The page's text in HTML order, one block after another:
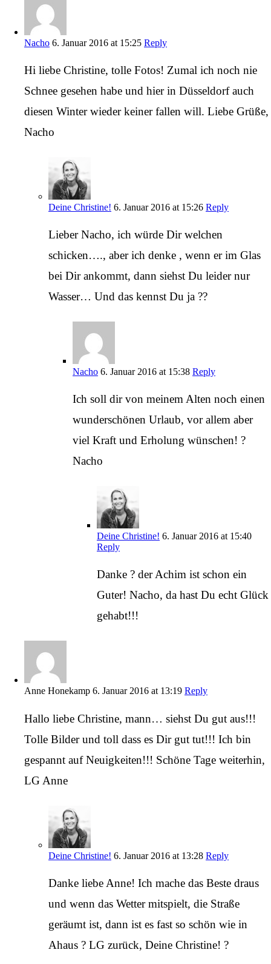
Nacho 6. Januar 2016 at 15:25 Reply
Hi liebe Christine, tolle Fotos! Zumal ich noch nie
Schnee gesehen habe und hier in Düsseldorf auch
diesen Winter wieder keiner fallen will. Liebe Grüße,
Nacho
Deine Christine! 6. Januar 2016 at 15:26 Reply
Lieber Nacho, ich würde Dir welchen
schicken…., aber ich denke , wenn er im Glas
bei Dir ankommt, dann siehst Du leider nur
Wasser… Und das kennst Du ja ??
Nacho 6. Januar 2016 at 15:38 Reply
Ich soll dir von meinem Alten noch einen
wunderschönen Urlaub, vor allem aber
viel Kraft und Erholung wünschen! ?
Nacho
Deine Christine! 6. Januar 2016 at 15:40
Reply
Danke ? der Achim ist schon ein
Guter! Nacho, da hast Du echt Glück
gehabt!!!
Anne Honekamp 6. Januar 2016 at 13:19 Reply
Hallo liebe Christine, mann… siehst Du gut aus!!!
Tolle Bilder und toll dass es Dir gut tut!!! Ich bin
gespannt auf Neuigkeiten!!! Schöne Tage weiterhin,
LG Anne
Deine Christine! 6. Januar 2016 at 13:28 Reply
Danke liebe Anne! Ich mache das Beste draus
und wenn das Wetter mitspielt, die Straße
geräumt ist, dann ist es fast so schön wie in
Ahaus ? LG zurück, Deine Christine! ?